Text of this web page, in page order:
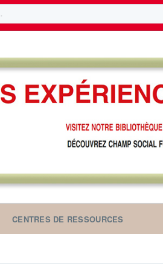
CENTRES DE RESSOURCES